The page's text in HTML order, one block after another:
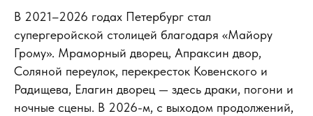
В 2021–2026 годах Петербург стал
супергеройской столицей благодаря «Майору
Грому». Мраморный дворец, Апраксин двор,
Соляной переулок, перекресток Ковенского и
Радищева, Елагин дворец — здесь драки, погони и
ночные сцены. В 2026-м, с выходом продолжений,